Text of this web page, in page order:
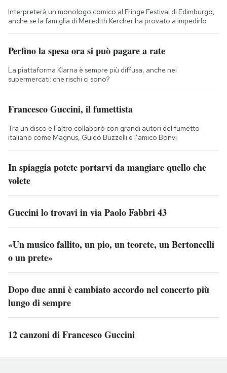
Interpreterà un monologo comico al Fringe Festival di Edimburgo,
anche se la famiglia di Meredith Kercher ha provato a impedirlo
Perfino la spesa ora si può pagare a rate
La piattaforma Klarna è sempre più diffusa, anche nei
supermercati: che rischi ci sono?
Francesco Guccini, il fumettista
Tra un disco e l’altro collaborò con grandi autori del fumetto
italiano come Magnus, Guido Buzzelli e l’amico Bonvi
In spiaggia potete portarvi da mangiare quello che
volete
Guccini lo trovavi in via Paolo Fabbri 43
«Un musico fallito, un pio, un teorete, un Bertoncelli
o un prete»
Dopo due anni è cambiato accordo nel concerto più
lungo di sempre
12 canzoni di Francesco Guccini